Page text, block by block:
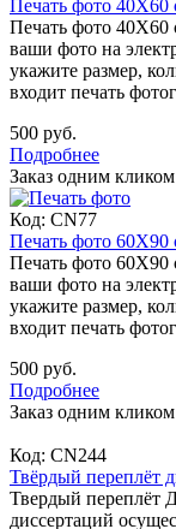
Печать фото 40Х60
Печать фото 40Х60
ваши фото на
укажите размер,
входит печать
500 руб.
Подробнее
Заказ одним кликом
Код: CN77
Печать фото 60Х90
Печать фото 60Х90
ваши фото на
укажите размер,
входит печать
500 руб.
Подробнее
Заказ одним кликом
Код: CN244
Твёрдый переплёт
Твердый переплёт
диссертаций